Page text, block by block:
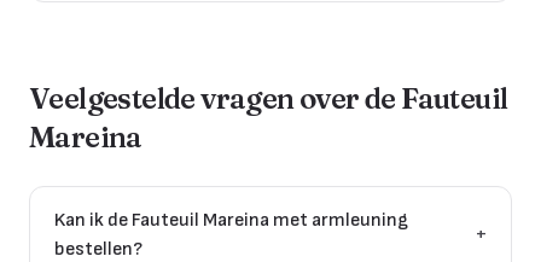
Veelgestelde vragen over de Fauteuil
Mareina
Kan ik de Fauteuil Mareina met armleuning
bestellen?
+